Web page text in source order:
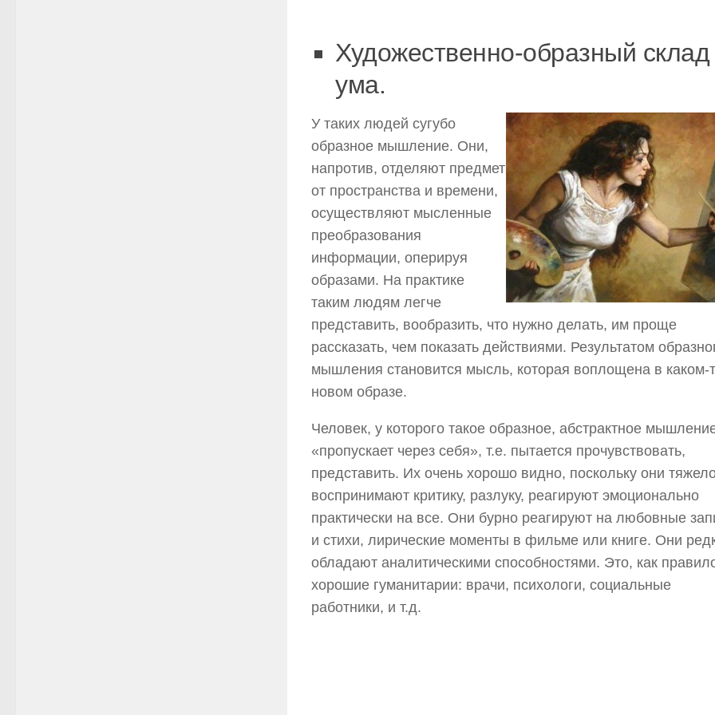
Художественно-образный склад
ума.
У таких людей сугубо
образное мышление. Они,
напротив, отделяют предмет
от пространства и времени,
осуществляют мысленные
преобразования
информации, оперируя
образами. На практике
таким людям легче
представить, вообразить, что нужно делать, им проще
рассказать, чем показать действиями. Результатом
мышления становится мысль, которая воплощена в каком-
новом образе.
Человек, у которого такое образное, абстрактное
«пропускает через себя», т.е. пытается прочувствовать,
представить. Их очень хорошо видно, поскольку они
воспринимают критику, разлуку, реагируют эмоционально
практически на все. Они бурно реагируют на любовные
и стихи, лирические моменты в фильме или книге. Они
обладают аналитическими способностями. Это, как
хорошие гуманитарии: врачи, психологи, социальные
работники, и т.д.